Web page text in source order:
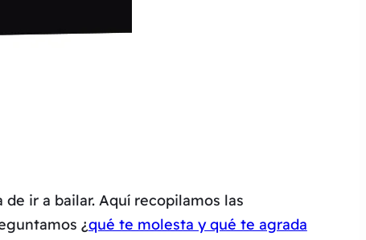
ir a bailar. Aquí recopilamos las
¿qué te molesta y qué te agrada